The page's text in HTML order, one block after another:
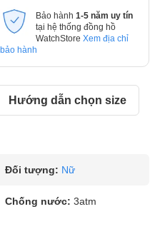
Bảo hành 1-5 năm uy tín
tại hệ thống đồng hồ
WatchStore Xem địa chỉ
bảo hành
Hướng dẫn chọn size
Đối tượng: Nữ
Chống nước: 3atm